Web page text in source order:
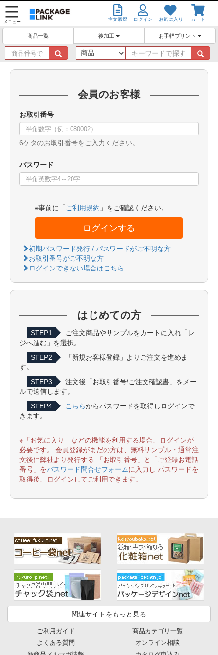
メニュー 注文履歴 ログイン お気に入り カート
商品一覧 後加工 お手軽プリント
商
品
番
キ
ー
ワ
会員のお客様
お取引番号
6ケタのお取引番号をご入力ください。
パスワード
※事前に「 ご利用規約 」をご確認ください。
ログインする
初期パスワード発行 / パスワードがご不明な方
お取引番号がご不明な方
ログインできない場合はこちら
はじめての方
STEP1
ご注文商品やサンプルをカートに入れ「レ
ジへ進む」を選択。
STEP2
「新規お客様登録」よりご注文を進めま
す。
STEP3
注文後「お取引番号/ご注文確認書」をメー
ルで送信します。
STEP4
こちらからパスワードを取得しログインで
きます。
※「お気に入り」などの機能を利用する場合、ログインが
必要です。 会員登録がまだの方は、無料サンプル・通常注
文後に弊社より発行する 「お取引番号」と「ご登録お電話
番号」をパスワード問合せフォームに入力し パスワードを
取得後、ログインしてご利用できます。
関連サイトをもっと見る
ご利用ガイド
よくある質問
商品カテゴリ一覧
オンライン相談